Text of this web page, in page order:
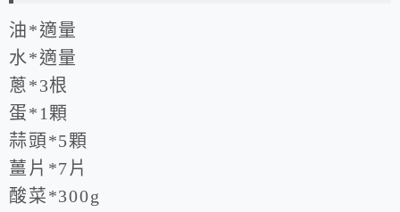
油*適量
水*適量
蔥*3根
蛋*1顆
蒜頭*5顆
薑片*7片
酸菜*300g